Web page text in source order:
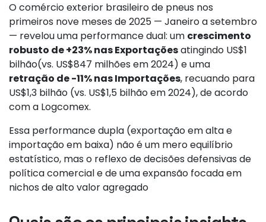
O comércio exterior brasileiro de pneus nos
primeiros nove meses de 2025 — Janeiro a setembro
— revelou uma performance dual: um crescimento
robusto de +23% nas Exportaçõesatingindo US$1
bilhão(vs. US$847 milhões em 2024) e uma
retração de -11% nas Importações, recuando para
US$1,3 bilhão (vs. US$1,5 bilhão em 2024), de acordo
com a Logcomex.
Essa performance dupla (exportação em alta e
importação em baixa) não é um mero equilíbrio
estatístico, mas o reflexo de decisões defensivas de
política comercial e de uma expansão focada em
nichos de alto valor agregado